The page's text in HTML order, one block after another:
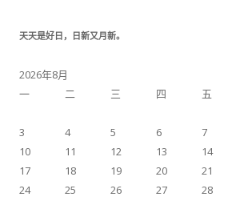
天天是好日，日新又月新。
2026年8月
一
二 三 四 五
3
4 5 6 7
10
11 12 13 14
17
18 19 20 21
24
25 26 27 28